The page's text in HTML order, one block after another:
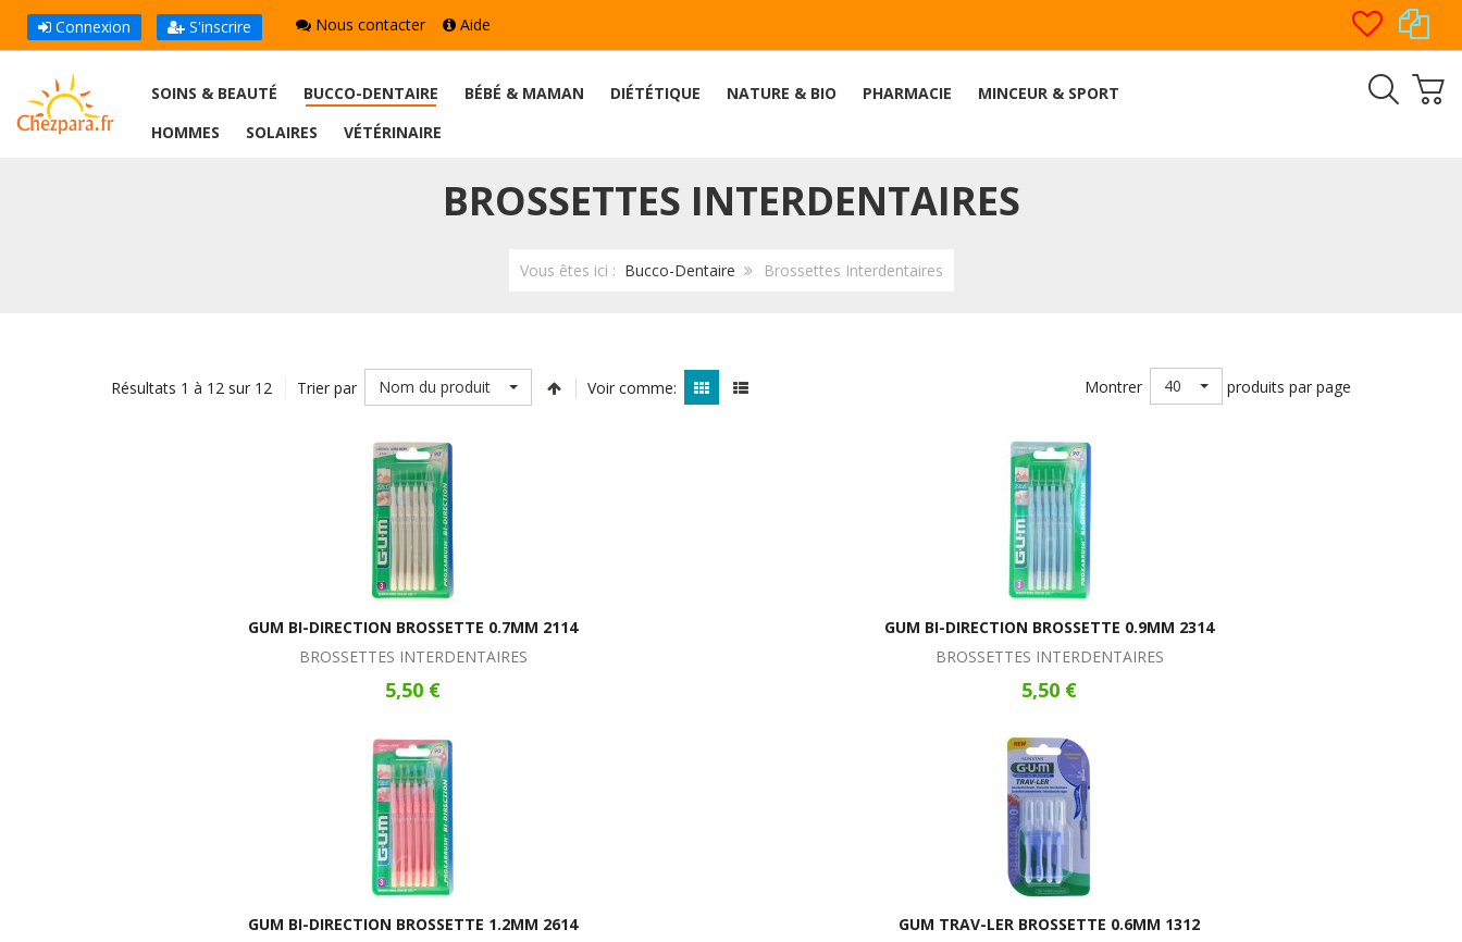
Connexion S'inscrire Nous contacter Aide
SOINS & BEAUTÉ BUCCO-DENTAIRE BÉBÉ & MAMAN DIÉTÉTIQUE NATURE & BIO PHARMACIE
MINCEUR & SPORT
HOMMES
SOLAIRES VÉTÉRINAIRE
BROSSETTES INTERDENTAIRES
Vous êtes ici : Bucco-Dentaire Brossettes Interdentaires
Résultats 1 à 12 sur 12 Trier par Nom du produit Voir comme: Montrer 40 produits par page
GUM BI-DIRECTION BROSSETTE 0.7MM 2114
BROSSETTES INTERDENTAIRES
5,50 €
GUM BI-DIRECTION BROSSETTE 0.9MM 2314
BROSSETTES INTERDENTAIRES
5,50 €
GUM BI-DIRECTION BROSSETTE 1.2MM 2614
GUM TRAV-LER BROSSETTE 0.6MM 1312